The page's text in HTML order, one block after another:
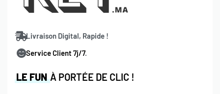
populaires, Hulu a tout pour plaire. Il vous suffit d’acheter
pourrez profiter de tout ce que Hulu a à offrir.
Rejoignez la communauté de streamers au Maroc et faites
besoins en cartes cadeaux Hulu. Offrez-vous un accès
LE FUNÀ PORTÉE DE CLIC !
Livraison Digital, Rapide !
Service Client 7j/7.